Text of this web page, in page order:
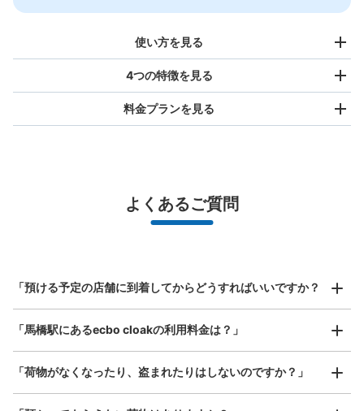
使い方を見る
スマホからお店と日時を
指定して事前予約
4つの特徴を見る
全国1,000箇所以上と提携
好立地 / 好条件店舗も多数
料金プランを見る
最大辺が45cm未満の大きさのお荷物（リュック、ハンド
バッグ、お手荷物など）
¥800/ 日
器、ベビーカーなど）
よくあるご質問
「預ける予定の店舗に到着してからどうすればいいですか？
「馬橋駅にあるecbo cloakの利用料金は？」
「荷物がなくなったり、盗まれたりはしないのですか？」